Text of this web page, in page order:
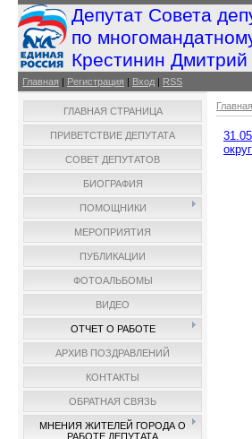
Депутат Совета
по
Крестинин
Главная | Регистрация | Вход | RSS
ГЛАВНАЯ СТРАНИЦА
ПРИВЕТСТВИЕ ДЕПУТАТА
СОВЕТ ДЕПУТАТОВ
БИОГРАФИЯ
ПОМОЩНИКИ
МЕРОПРИЯТИЯ
ПУБЛИКАЦИИ
ФОТОАЛЬБОМЫ
ВИДЕО
ОТЧЕТ О РАБОТЕ
АРХИВ ПОЗДРАВЛЕНИЙ
КОНТАКТЫ
ОБРАТНАЯ СВЯЗЬ
МНЕНИЯ ЖИТЕЛЕЙ ГОРОДА О
РАБОТЕ ДЕПУТАТА
Главная